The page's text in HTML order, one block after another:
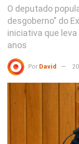
O deputado
desgoberno" do
iniciativa que
anos
Por David